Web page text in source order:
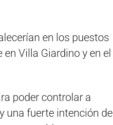
en los puestos
Villa Giardino y en el
poder controlar a
una fuerte intención de